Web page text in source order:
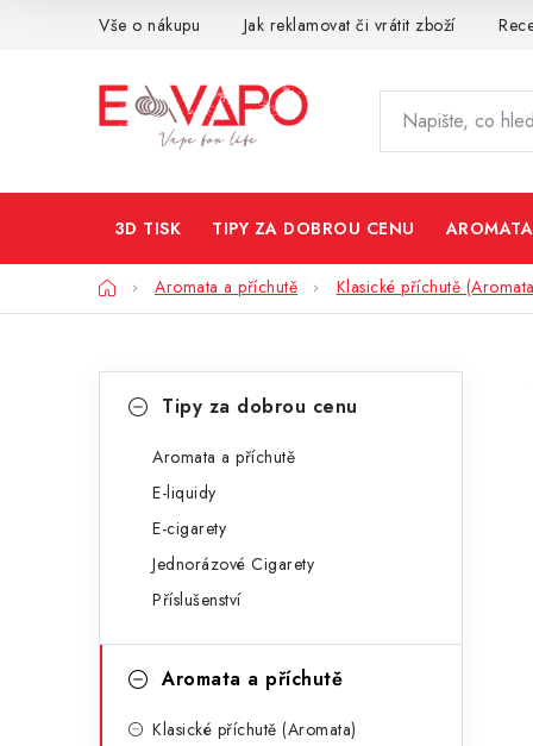
Vše o nákupu Jak reklamovat či vrátit zboží
3D TISK TIPY ZA DOBROU CENU
DomůAromata a příchutě Klasické příchutě
n
kategorieTipy za dobrou cenu
Aromata a příchutě
E-liquidy
E-cigarety
Jednorázové Cigarety
Příslušenství
Aromata a příchutě
Klasické příchutě (Aromata)